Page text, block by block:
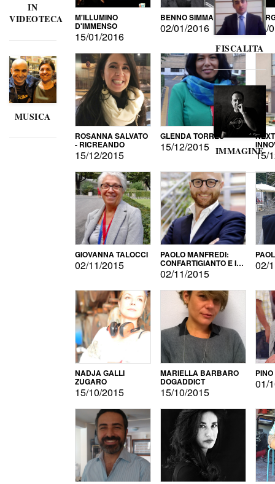
IN
VIDEOTECA
MUSICA
M'ILLUMINO
D'IMMENSO
15/01/2016
BENNO SIMMA
02/01/2016
ROSANNA SALVATO
- RICREANDO
15/12/2015
GLENDA TORRES
15/12/2015
15/
GIOVANNA TALOCCI
02/11/2015
PAOLO MANFREDI:
CONFARTIGIANTO E IL
SONDAGGIO
02/11/2015
02/
NADJA GALLI
ZUGARO
15/10/2015
MARIELLA BARBARO
DOGADDICT
15/10/2015
01/
FISCALITA
IMMAGINE